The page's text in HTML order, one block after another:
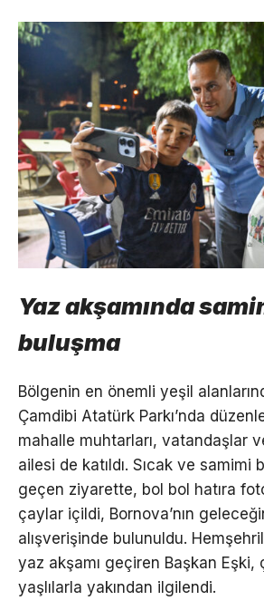
Yaz akşamında
buluşma
Bölgenin en önemli yeşil
Çamdibi Atatürk Parkı’nda
mahalle muhtarları, vatandaşlar
ailesi de katıldı. Sıcak ve samimi
geçen ziyarette, bol bol hatıra
çaylar içildi, Bornova’nın
alışverişinde bulunuldu.
yaz akşamı geçiren Başkan Eşki,
yaşlılarla yakından ilgilendi.